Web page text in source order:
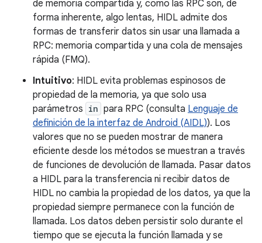
de memoria compartida y, como las RPC son, de
forma inherente, algo lentas, HIDL admite dos
formas de transferir datos sin usar una llamada a
RPC: memoria compartida y una cola de mensajes
rápida (FMQ).
Intuitivo: HIDL evita problemas espinosos de
propiedad de la memoria, ya que solo usa
parámetros in para RPC (consulta Lenguaje de
definición de la interfaz de Android (AIDL)). Los
valores que no se pueden mostrar de manera
eficiente desde los métodos se muestran a través
de funciones de devolución de llamada. Pasar datos
a HIDL para la transferencia ni recibir datos de
HIDL no cambia la propiedad de los datos, ya que la
propiedad siempre permanece con la función de
llamada. Los datos deben persistir solo durante el
tiempo que se ejecuta la función llamada y se